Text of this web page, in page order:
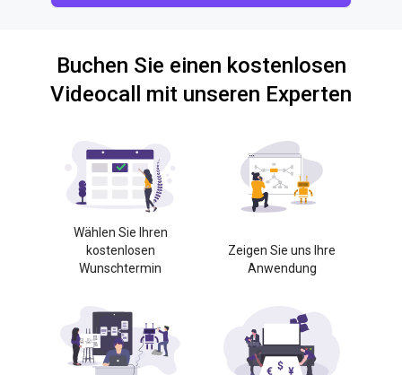
Buchen Sie einen kostenlosen
Videocall mit unseren Experten
Wählen Sie Ihren
kostenlosen
Wunschtermin
Zeigen Sie uns Ihre
Anwendung